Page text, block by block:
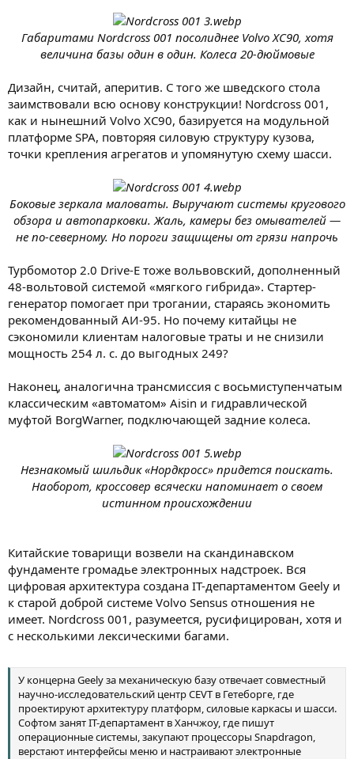
Габаритами Nordcross 001 посолиднее Volvo XC90, хотя
величина базы один в один. Колеса 20-дюймовые
Дизайн, считай, аперитив. С того же шведского стола
заимствовали всю основу конструкции! Nordcross 001,
как и нынешний Volvo XC90, базируется на модульной
платформе SPA, повторяя силовую структуру кузова,
точки крепления агрегатов и упомянутую схему шасси.
Боковые зеркала маловаты. Выручают системы кругового
обзора и автопарковки. Жаль, камеры без омывателей —
не по-северному. Но пороги защищены от грязи напрочь
Турбомотор 2.0 Drive-E тоже вольвовский, дополненный
48-вольтовой системой «мягкого гибрида». Стартер-
генератор помогает при трогании, стараясь экономить
рекомендованный АИ-95. Но почему китайцы не
сэкономили клиентам налоговые траты и не снизили
мощность 254 л. с. до выгодных 249?
Наконец, аналогична трансмиссия с восьмиступенчатым
классическим «автоматом» Aisin и гидравлической
муфтой BorgWarner, подключающей задние колеса.
Незнакомый шильдик «Нордкросс» придется поискать.
Наоборот, кроссовер всячески напоминает о своем
истинном происхождении
Китайские товарищи возвели на скандинавском
фундаменте громадье электронных надстроек. Вся
цифровая архитектура создана IT-департаментом Geely и
к старой доброй системе Volvo Sensus отношения не
имеет. Nordcross 001, разумеется, русифицирован, хотя и
с несколькими лексическими багами.
У концерна Geely за механическую базу отвечает совместный
научно-исследовательский центр CEVT в Гетеборге, где
проектируют архитектуру платформ, силовые каркасы и шасси.
Софтом занят IT-департамент в Ханчжоу, где пишут
операционные системы, закупают процессоры Snapdragon,
верстают интерфейсы меню и настраивают электронные